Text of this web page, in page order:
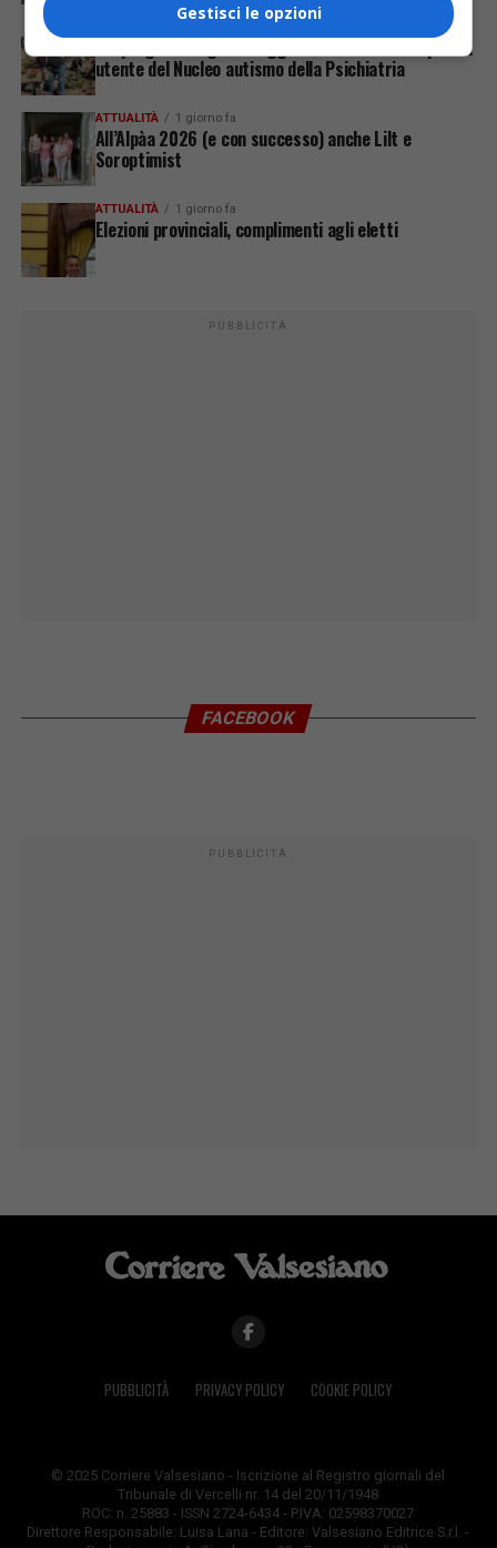
Dal progetto di giardinaggio una borsa lavoro per un
utente del Nucleo autismo della Psichiatria
ATTUALITÀ 1 giorno fa
All’Alpàa 2026 (e con successo) anche Lilt e
Soroptimist
ATTUALITÀ 1 giorno fa
Elezioni provinciali, complimenti agli eletti
PUBBLICITÀ
FACEBOOK
PUBBLICITÀ
PUBBLICITÀ PRIVACY POLICY COOKIE POLICY
© 2025 Corriere Valsesiano - Iscrizione al Registro giornali del
Tribunale di Vercelli nr. 14 del 20/11/1948
ROC: n. 25883 - ISSN 2724-6434 - P.IVA: 02598370027
Direttore Responsabile: Luisa Lana - Editore: Valsesiano Editrice S.r.l. -
Gestisci le opzioni